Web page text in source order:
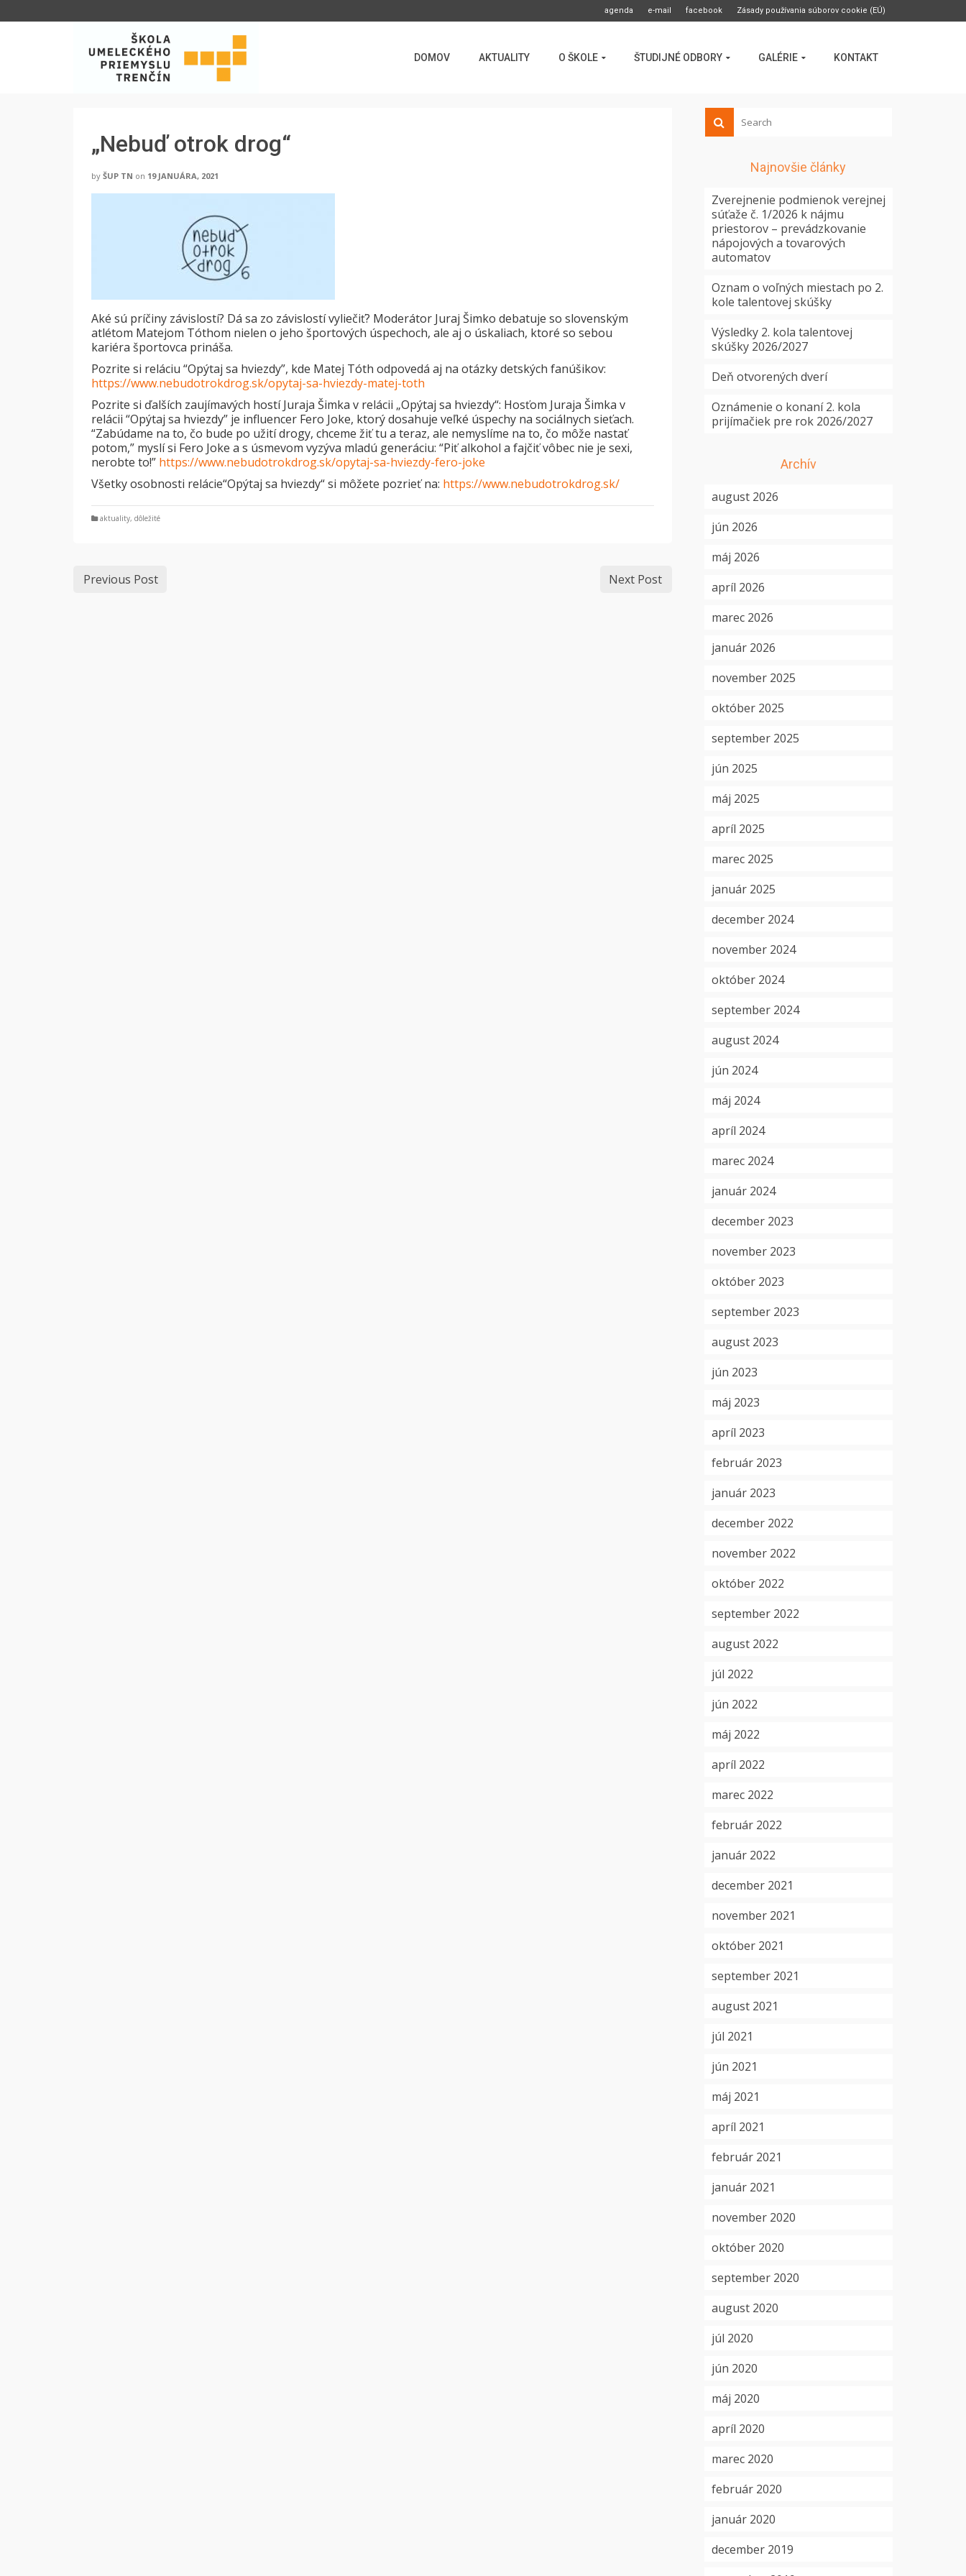
agenda e-mail facebook Zásady používania súborov cookie (EÚ)
DOMOV AKTUALITY O ŠKOLE ŠTUDIJNÉ ODBORY GALÉRIE KONTAKT
„Nebuď otrok drog“
by ŠUP TN on 19 JANUÁRA, 2021
Aké sú príčiny závislostí? Dá sa zo závislostí vyliečiť? Moderátor Juraj Šimko debatuje so slovenským
atlétom Matejom Tóthom nielen o jeho športových úspechoch, ale aj o úskaliach, ktoré so sebou
kariéra športovca prináša.
Pozrite si reláciu “Opýtaj sa hviezdy”, kde Matej Tóth odpovedá aj na otázky detských fanúšikov:
https://www.nebudotrokdrog.sk/opytaj-sa-hviezdy-matej-toth
Pozrite si ďalších zaujímavých hostí Juraja Šimka v relácii „Opýtaj sa hviezdy“: Hosťom Juraja Šimka v
relácii “Opýtaj sa hviezdy” je influencer Fero Joke, ktorý dosahuje veľké úspechy na sociálnych sieťach.
“Zabúdame na to, čo bude po užití drogy, chceme žiť tu a teraz, ale nemyslíme na to, čo môže nastať
potom,” myslí si Fero Joke a s úsmevom vyzýva mladú generáciu: “Piť alkohol a fajčiť vôbec nie je sexi,
nerobte to!” https://www.nebudotrokdrog.sk/opytaj-sa-hviezdy-fero-joke
Všetky osobnosti relácie“Opýtaj sa hviezdy“ si môžete pozrieť na: https://www.nebudotrokdrog.sk/
aktuality, dôležité
Previous Post Next Post
Najnovšie články
Zverejnenie podmienok verejnej
súťaže č. 1/2026 k nájmu
priestorov – prevádzkovanie
nápojových a tovarových
automatov
Oznam o voľných miestach po 2.
kole talentovej skúšky
Výsledky 2. kola talentovej
skúšky 2026/2027
Deň otvorených dverí
Oznámenie o konaní 2. kola
prijímačiek pre rok 2026/2027
Archív
august 2026
jún 2026
máj 2026
apríl 2026
marec 2026
január 2026
november 2025
október 2025
september 2025
jún 2025
máj 2025
apríl 2025
marec 2025
január 2025
december 2024
november 2024
október 2024
september 2024
august 2024
jún 2024
máj 2024
apríl 2024
marec 2024
január 2024
december 2023
november 2023
október 2023
september 2023
august 2023
jún 2023
máj 2023
apríl 2023
február 2023
január 2023
december 2022
november 2022
október 2022
september 2022
august 2022
júl 2022
jún 2022
máj 2022
apríl 2022
marec 2022
február 2022
január 2022
december 2021
november 2021
október 2021
september 2021
august 2021
júl 2021
jún 2021
máj 2021
apríl 2021
február 2021
január 2021
november 2020
október 2020
september 2020
august 2020
júl 2020
jún 2020
máj 2020
apríl 2020
marec 2020
február 2020
január 2020
december 2019